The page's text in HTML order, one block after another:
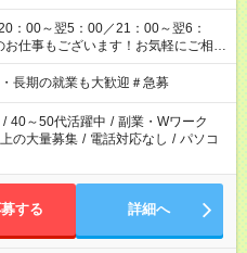
：00～翌5：00／21：00～翌6：
期の就業も大歓迎＃急募
/ 40～50代活躍中 / 副業・Wワーク
の大量募集 / 電話対応なし / パソコ
する 詳細へ